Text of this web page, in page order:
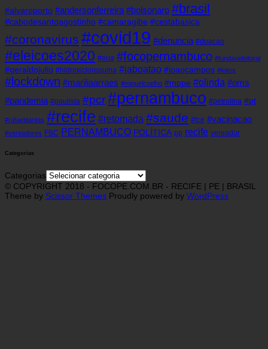
#alvaroporto #andersonferreira #bolsonaro #brasil
#cabodesantoagostinho #camaragibe #cestabasica
#coronavirus #covid19 #denuncia #doacao
#eleicoes2020 #eua #focopernambuco #fundaoeleitoral
#geraldojulio #hidroxicloroquina #jaboatao #joaocampos #leitos
#lockdown #mariliaarraes #miguelcoelho #mppe #olinda #oms
#pandemia #paulista #pcr#pernambuco #petrolina #pt
#rafaeldantas #recife #retomada #saude #tce #vacinacao
#vereadores FBC PERNAMBUCO POLÍTICA pp recife vereador
Categorias
Categorias
© COPYRIGHT 2018 - FOCOPE.COM.BR - RECIFE | PE | BRASIL
Theme by Scissor Themes Proudly powered by WordPress